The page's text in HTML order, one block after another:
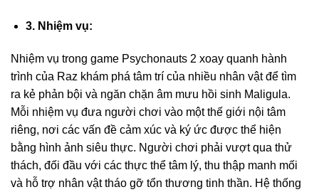
3. Nhiệm vụ:
Nhiệm vụ trong game Psychonauts 2 xoay quanh hành
trình của Raz khám phá tâm trí của nhiều nhân vật để tìm
ra kẻ phản bội và ngăn chặn âm mưu hồi sinh Maligula.
Mỗi nhiệm vụ đưa người chơi vào một thế giới nội tâm
riêng, nơi các vấn đề cảm xúc và ký ức được thể hiện
bằng hình ảnh siêu thực. Người chơi phải vượt qua thử
thách, đối đầu với các thực thể tâm lý, thu thập manh mối
và hỗ trợ nhân vật tháo gỡ tổn thương tinh thần. Hệ thống